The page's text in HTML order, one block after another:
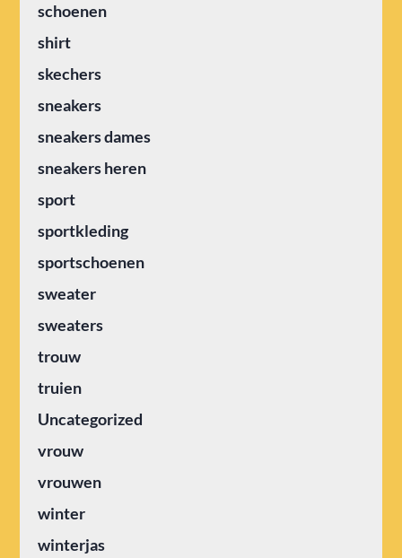
schoenen
shirt
skechers
sneakers
sneakers dames
sneakers heren
sport
sportkleding
sportschoenen
sweater
sweaters
trouw
truien
Uncategorized
vrouw
vrouwen
winter
winterjas